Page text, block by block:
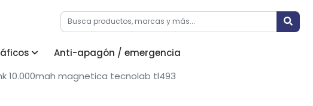
Anti-apagón / emergencia
10.000mah magnetica tecnolab tl493